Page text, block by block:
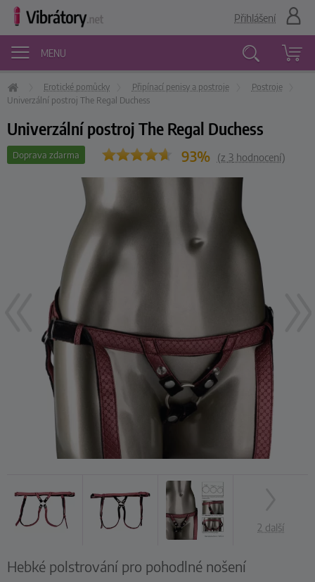
MENU
Vyhledávání
Přihlášení
Erotické pomůcky Připínací penisy a postroje
Postroje
Univerzální postroj The Regal Duchess
Univerzální postroj The Regal Duchess
Doprava zdarma 93% (z 3hodnocení)
2 další
Hebké polstrování pro pohodlné nošení